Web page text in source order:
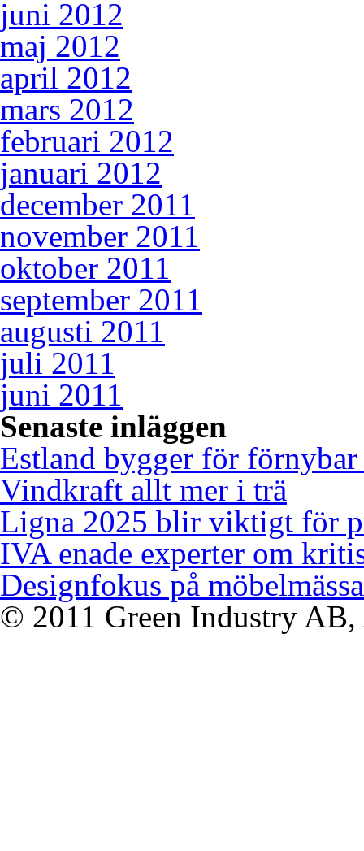
juni 2012
maj 2012
april 2012
mars 2012
februari 2012
januari 2012
december 2011
november 2011
oktober 2011
september 2011
augusti 2011
juli 2011
juni 2011
Senaste inläggen
Estland bygger för förnybar
Vindkraft allt mer i trä
Ligna 2025 blir viktigt för
IVA enade experter om
Designfokus på möbelmässa
© 2011 Green Industry